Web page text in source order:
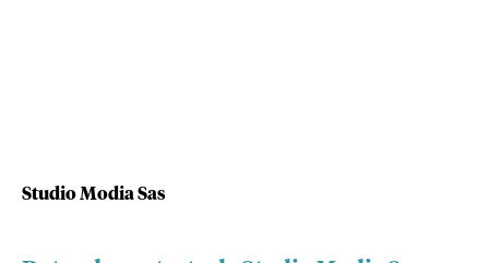
Studio Modia Sas